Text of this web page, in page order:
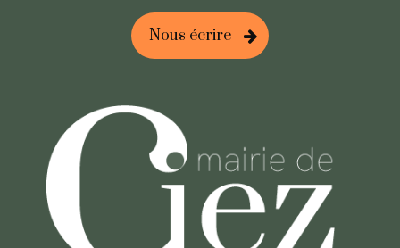
Nous écrire